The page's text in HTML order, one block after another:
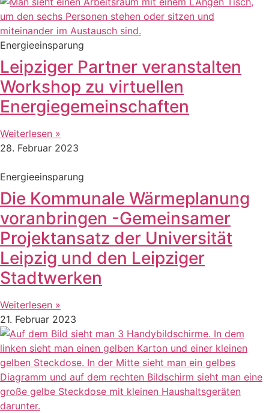
Energieeinsparung
Leipziger Partner veranstalten
Workshop zu virtuellen
Energiegemeinschaften
Weiterlesen »
28. Februar 2023
Energieeinsparung
Die Kommunale Wärmeplanung
voranbringen -Gemeinsamer
Projektansatz der Universität
Leipzig und den Leipziger
Stadtwerken
Weiterlesen »
21. Februar 2023